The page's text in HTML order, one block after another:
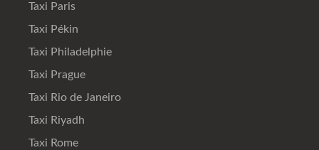
Taxi Paris
Taxi Pékin
Taxi Philadelphie
Taxi Prague
Taxi Rio de Janeiro
Taxi Riyadh
Taxi Rome